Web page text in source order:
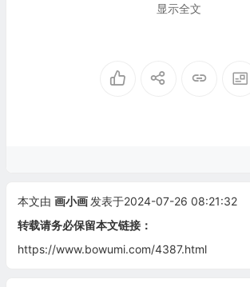
显示全文
本文由 画小画 发表于2024-07-26 08:21:32
转载请务必保留本文链接：
https://www.bowumi.com/4387.html